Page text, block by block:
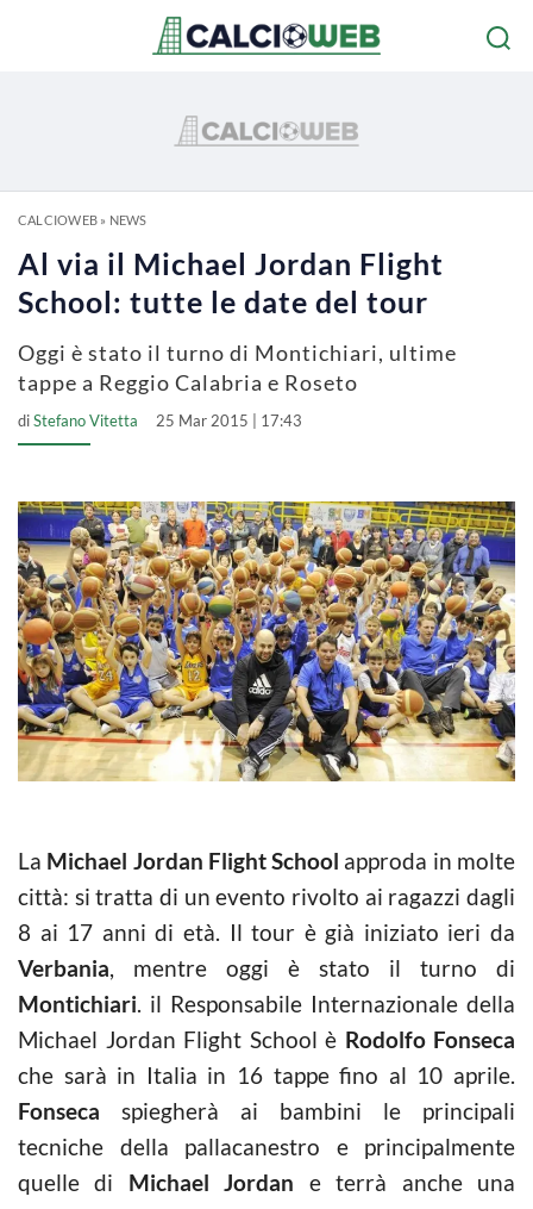
CALCIOWEB» NEWS
Al via il Michael Jordan Flight
School: tutte le date del tour
Oggi è stato il turno di Montichiari, ultime
tappe a Reggio Calabria e Roseto
diStefano Vitetta 25 Mar 2015 | 17:43
La Michael Jordan Flight School approda in molte
città: si tratta di un evento rivolto ai ragazzi dagli
8 ai 17 anni di età. Il tour è già iniziato ieri da
Verbania, mentre oggi è stato il turno di
Montichiari. il Responsabile Internazionale della
Michael Jordan Flight School è Rodolfo Fonseca
che sarà in Italia in 16 tappe fino al 10 aprile.
Fonseca spiegherà ai bambini le principali
tecniche della pallacanestro e principalmente
quelle di Michael Jordan e terrà anche una